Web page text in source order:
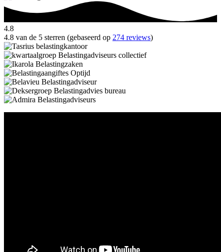
4.8
4.8 van de 5 sterren (gebaseerd op 274 reviews)